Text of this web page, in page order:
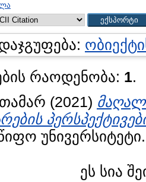
რაოდენობა: 1.
(2021)
უნივერსიტეტი.
ეს სია